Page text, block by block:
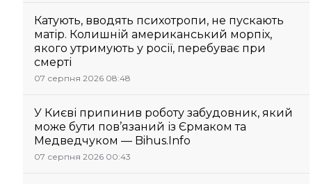
Катують, вводять психотропи, не пускають
матір. Колишній американський морпіх,
якого утримують у росії, перебуває при
смерті
07 серпня 2026 08:48
У Києві припинив роботу забудовник, який
може бути пов’язаний із Єрмаком та
Медведчуком — Bihus.Info
07 серпня 2026 00:43